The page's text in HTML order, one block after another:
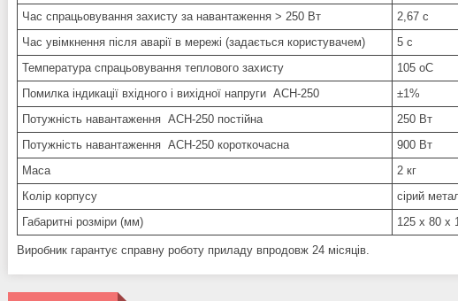
Час спрацьовування захисту за навантаження > 250 Вт
2,67 с
Час увімкнення після аварії в мережі (задається користувачем)
5 c
Температура спрацьовування теплового захисту
105 oС
Помилка індикації вхідного і вихідної напруги АСН-250
±1%
Потужність навантаження АСН-250 постійна
250 Вт
Потужність навантаження АСН-250 короткочасна
900 Вт
Маса
2 кг
Колір корпусу
сірий
Габаритні розміри (мм)
125 х 80 х
Виробник гарантує справну роботу приладу впродовж 24 місяців.